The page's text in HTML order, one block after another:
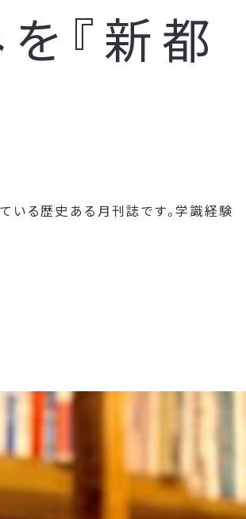
『新都
いる歴史ある月刊誌です。学識経験